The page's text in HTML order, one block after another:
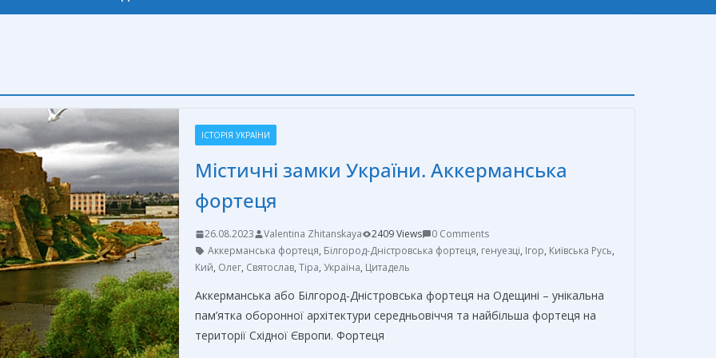
ІСТОРІЯ УКРАЇНИ
Містичні замки України. Аккерманська
фортеця
26.08.2023 Valentina Zhitanskaya 2409 Views
0 Comments
Аккерманська фортеця, Білгород-Дністровська фортеця, генуезці, Ігор, Київська Русь,
Кий, Олег, Святослав, Тіра, Україна, Цитадель
Аккерманська або Білгород-Дністровська фортеця на Одещині – унікальна
пам’ятка оборонної архітектури середньовіччя та найбільша фортеця на
території Східної Європи. Фортеця